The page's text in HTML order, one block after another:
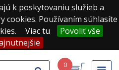
k poskytovaniu služieb a
cookies. Používaním súhlasíte
Viac tu
Povoliť vše
0